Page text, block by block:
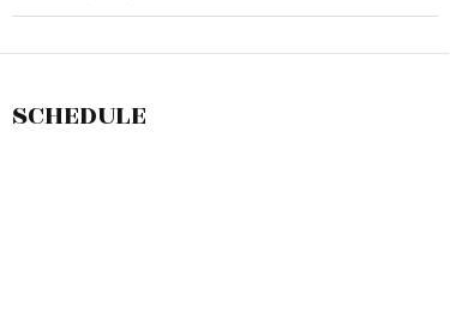
SCHEDULE